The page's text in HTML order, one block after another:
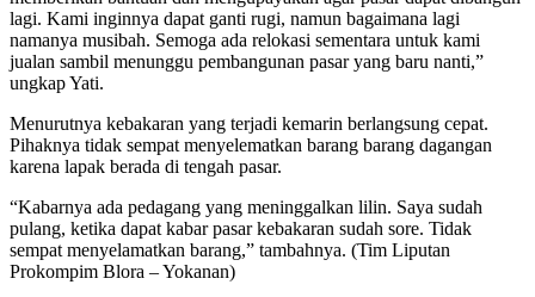
lagi. Kami inginnya dapat ganti rugi, namun bagaimana lagi
namanya musibah. Semoga ada relokasi sementara untuk kami
jualan sambil menunggu pembangunan pasar yang baru nanti,”
ungkap Yati.
Menurutnya kebakaran yang terjadi kemarin berlangsung cepat.
Pihaknya tidak sempat menyelematkan barang barang dagangan
karena lapak berada di tengah pasar.
“Kabarnya ada pedagang yang meninggalkan lilin. Saya sudah
pulang, ketika dapat kabar pasar kebakaran sudah sore. Tidak
sempat menyelamatkan barang,” tambahnya. (Tim Liputan
Prokompim Blora – Yokanan)